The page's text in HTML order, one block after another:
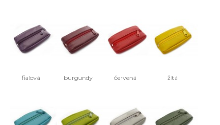
fialová burgundy červená žltá